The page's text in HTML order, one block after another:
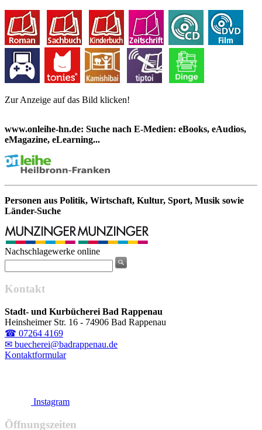
Zur Anzeige auf das Bild klicken!
www.onleihe-hn.de: Suche nach E-Medien: eBooks, eAudios,
eMagazine, eLearning...
Personen aus Politik, Wirtschaft, Kultur, Sport, Musik sowie
Länder-Suche
Nachschlagewerke online
Kontakt
Stadt- und Kurbücherei Bad Rappenau
Heinsheimer Str. 16 - 74906 Bad Rappenau
☎ 07264 4169
✉ buecherei@badrappenau.de
Kontaktformular
Instagram
Öffnungszeiten